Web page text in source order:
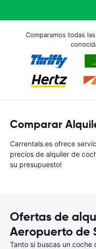
Comparamos todas
Comparar
Carrentals.es ofrece
precios de alquiler de
su presupuesto!
Ofertas de
Aeropuerto de
Tanto si buscas un coche